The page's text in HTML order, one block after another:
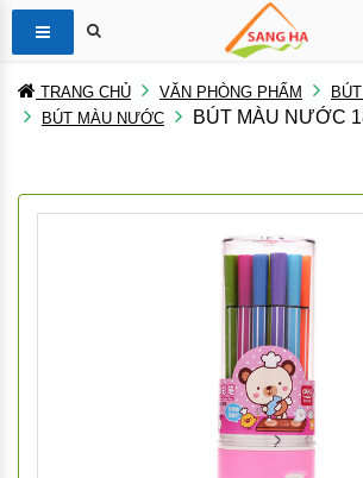
TRANG CHỦ VĂN PHÒNG PHẨM
BÚT MÀU NƯỚC
BÚT MÀU NƯỚC